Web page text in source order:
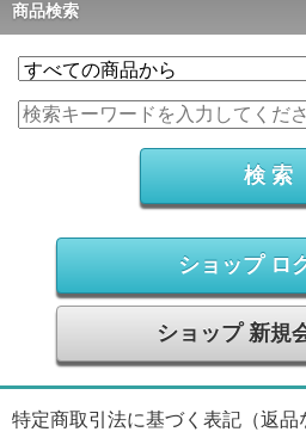
商品検索
ショップ ロ
ショップ 新規
特定商取引法に基づく表記（返品